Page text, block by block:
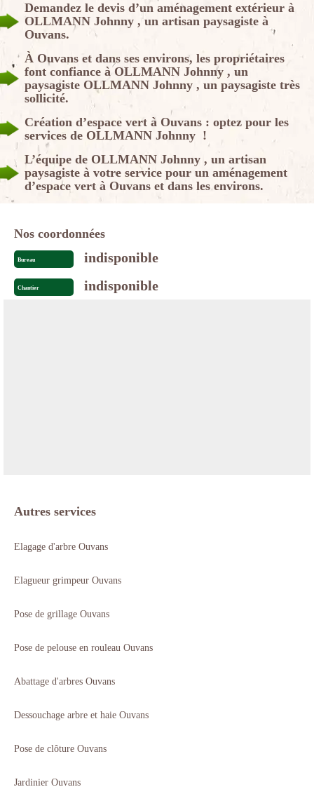
Demandez le devis d’un aménagement extérieur à
OLLMANN Johnny , un artisan paysagiste à
Ouvans.
À Ouvans et dans ses environs, les propriétaires
font confiance à OLLMANN Johnny , un
paysagiste OLLMANN Johnny , un paysagiste très
sollicité.
Création d’espace vert à Ouvans : optez pour les
services de OLLMANN Johnny !
L’équipe de OLLMANN Johnny , un artisan
paysagiste à votre service pour un aménagement
d’espace vert à Ouvans et dans les environs.
Nos coordonnées
Bureau indisponible
Chantier indisponible
Autres services
Elagage d'arbre Ouvans
Elagueur grimpeur Ouvans
Pose de grillage Ouvans
Pose de pelouse en rouleau Ouvans
Abattage d'arbres Ouvans
Dessouchage arbre et haie Ouvans
Pose de clôture Ouvans
Jardinier Ouvans